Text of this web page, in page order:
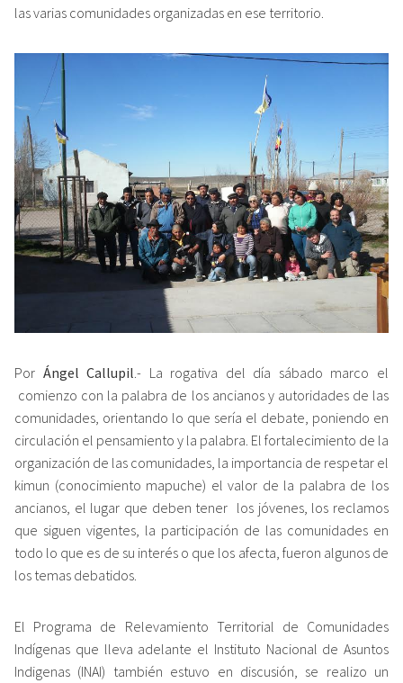
las varias comunidades organizadas en ese territorio.
Por Ángel Callupil.- La rogativa del día sábado marco el
comienzo con la palabra de los ancianos y autoridades de las
comunidades, orientando lo que sería el debate, poniendo en
circulación el pensamiento y la palabra. El fortalecimiento de la
organización de las comunidades, la importancia de respetar el
kimun (conocimiento mapuche) el valor de la palabra de los
ancianos, el lugar que deben tener los jóvenes, los reclamos
que siguen vigentes, la participación de las comunidades en
todo lo que es de su interés o que los afecta, fueron algunos de
los temas debatidos.
El Programa de Relevamiento Territorial de Comunidades
Indígenas que lleva adelante el Instituto Nacional de Asuntos
Indigenas (INAI) también estuvo en discusión, se realizo un